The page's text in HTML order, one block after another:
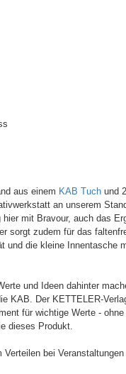
aus einem KAB Tuch und 2
an unserem
mit Bravour, auch das
sorgt zudem für das
und die kleine Innentasche
und Ideen dahinter
KAB. Der KETTELER-
für wichtige Werte -
dieses Produkt.
bei